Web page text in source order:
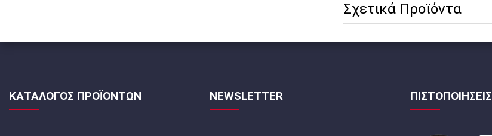
Σχετικά Προϊόντα
ΚΑΤΑΛΟΓΟΣ ΠΡΟΪΟΝΤΩΝ NEWSLETTER ΠΙΣΤΟΠΟΙΗΣΕΙΣ